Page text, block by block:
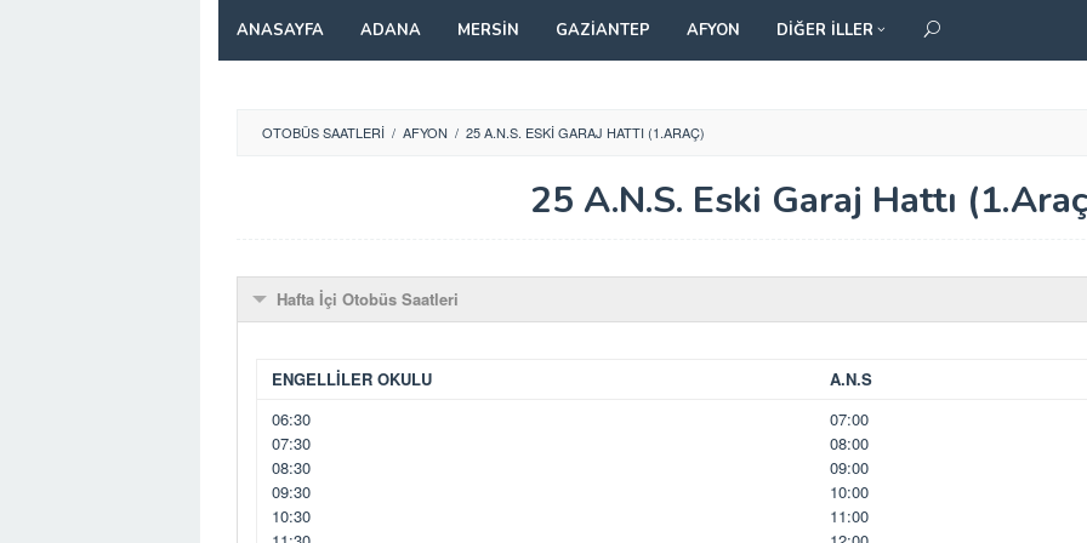
content
ANASAYFA ADANA MERSIN GAZIANTEP AFYON DIĞER İLLER
OTOBÜS SAATLERI / AFYON / 25 A.N.S. ESKI GARAJ HATTI (1.ARAÇ)
25 A.N.S. Eski Garaj Hattı
Hafta İçi Otobüs Saatleri
ENGELLİLER OKULU
A.N.S
06:30
07:30
08:30
09:30
10:30
07:00
08:00
09:00
10:00
11:00